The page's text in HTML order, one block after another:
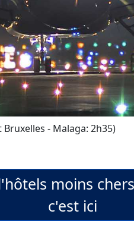
- Malaga: 2h35)
moins
c'est ici